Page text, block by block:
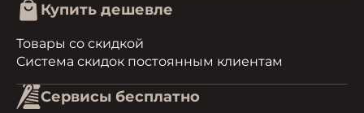
Купить дешевле
Товары со скидкой
Система скидок постоянным клиентам
Сервисы бесплатно